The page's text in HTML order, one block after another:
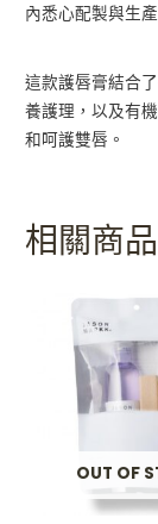
內悉心配製與生產
這款護唇膏結合
養護理，以及有
和呵護雙唇。
相關商品
OUT OF
Original
was: